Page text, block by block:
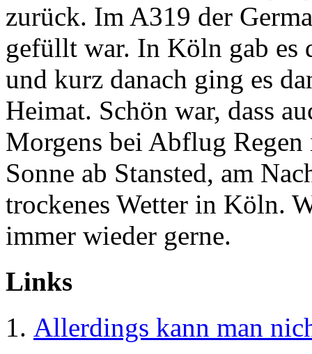
zurück. Im A319 der
gefüllt war. In Köln gab es
und kurz danach ging es
Heimat. Schön war, dass
Morgens bei Abflug
Sonne ab Stansted, am
trockenes Wetter in Köln.
immer wieder gerne.
Links
Allerdings kann man